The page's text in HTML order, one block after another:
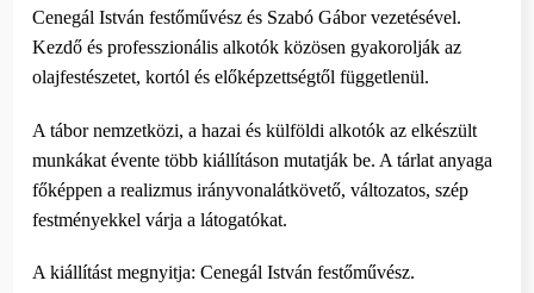
Cenegál István festőművész és Szabó Gábor vezetésével.
Kezdő és professzionális alkotók közösen gyakorolják az
olajfestészetet, kortól és előképzettségtől függetlenül.
A tábor nemzetközi, a hazai és külföldi alkotók az elkészült
munkákat évente több kiállításon mutatják be. A tárlat anyaga
főképpen a realizmus irányvonalátkövető, változatos, szép
festményekkel várja a látogatókat.
A kiállítást megnyitja: Cenegál István festőművész.